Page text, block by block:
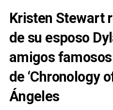
Kristen Stewart
de su esposo
amigos
de ‘Chronology
Ángeles